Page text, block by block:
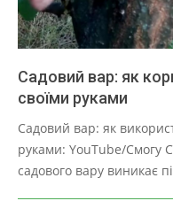
Садовий вар: як
своїми руками
03-
28
Садовий вар: як
руками: YouTube/Смогу
садового вару виникає